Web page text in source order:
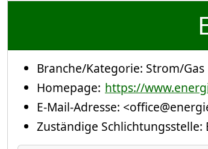
Branche/Kategorie: Strom/Gas
Homepage: https://
E-Mail-Adresse:
Zuständige Schlichtungsstelle: